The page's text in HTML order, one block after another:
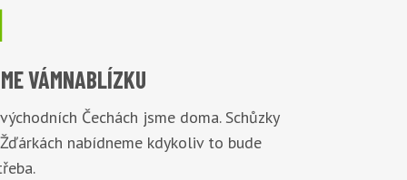
VÁMNABLÍZKU
Čechách jsme doma. Schůzky
nabídneme kdykoliv to bude